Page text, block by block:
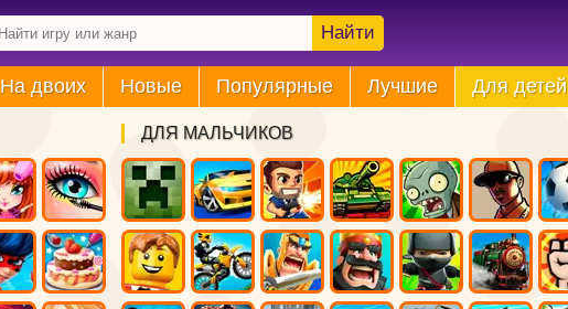
Найти
На двоих Новые Популярные Лучшие Для детей
ДЛЯ МАЛЬЧИКОВ